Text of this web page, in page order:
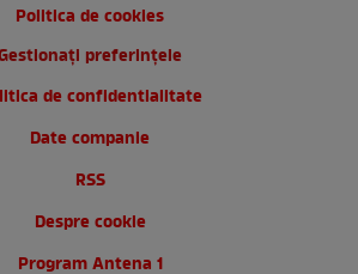
Politica de cookies
preferințele
de confidentialitate
Date companie
RSS
Despre cookie
Program Antena 1